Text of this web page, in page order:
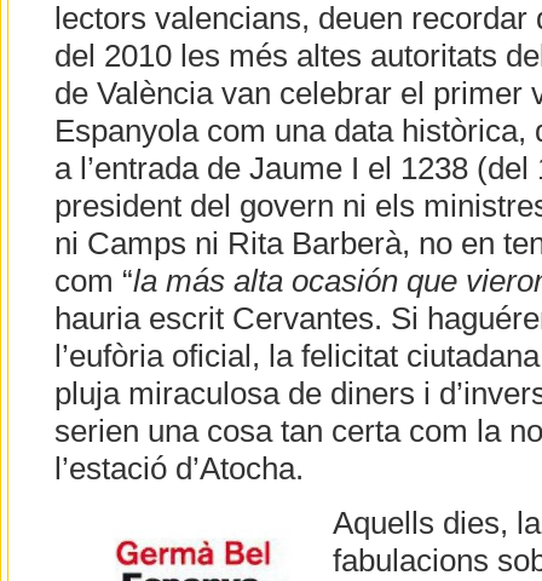
lectors valencians, deuen
del 2010 les més altes autoritats
de València van celebrar el primer
Espanyola com una data històrica,
a l’entrada de Jaume I el 1238
president del govern ni els
ni Camps ni Rita Barberà, no en
com “la más alta ocasión que
hauria escrit Cervantes. Si
l’eufòria oficial, la felicitat
pluja miraculosa de diners i
serien una cosa tan certa com la
l’estació d’Atocha.
Aquells dies,
fabulacions